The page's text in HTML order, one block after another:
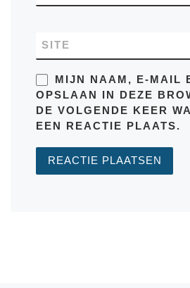
SITE
MIJN NAAM, E-MAIL
OPSLAAN IN DEZE
DE VOLGENDE KEER
EEN REACTIE PLAATS.